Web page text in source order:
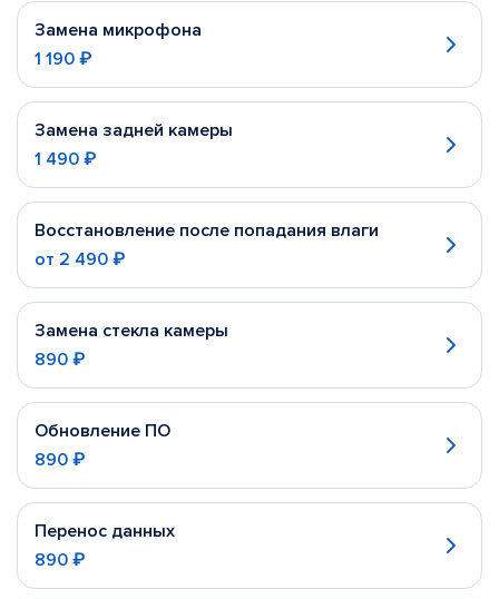
Замена микрофона
1 190 ₽
Замена задней камеры
1 490 ₽
Восстановление после попадания влаги
от 2 490 ₽
Замена стекла камеры
890 ₽
Обновление ПО
890 ₽
Перенос данных
890 ₽